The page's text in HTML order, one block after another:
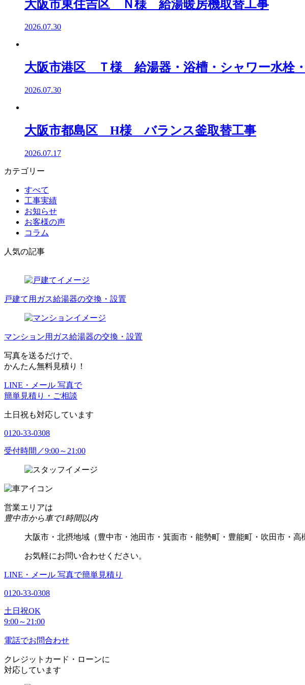
大阪市東住吉区 Ｎ様 給湯暖房機取替工事
2026.07.30
大阪市港区 Ｔ様 給湯器・浴槽・シャワー水栓
2026.07.30
大阪市都島区 H様 バランス釜取替工事
2026.07.17
カテゴリー
すべて
工事実績
お知らせ
お客様の声
コラム
人気の記事
戸建て用ガス給湯器の交換・設置
マンション用ガス給湯器の交換・設置
写真を送るだけで、
かんたん無料見積り！
LINE・メール 写真で
簡単見積り・ご相談
土日祝も対応しています
0120-33-0308
受付時間／9:00～21:00
営業エリアは
豊中市から車で1時間以内
大阪市・北摂地域（豊中市・池田市・箕面市・能勢町・豊能町・吹田市・
お気軽にお問い合わせください。
LINE・メール 写真で簡単見積り
0120-33-0308
土日祝OK
9:00～21:00
電話でお問合わせ
クレジットカード・ローンに
対応しています